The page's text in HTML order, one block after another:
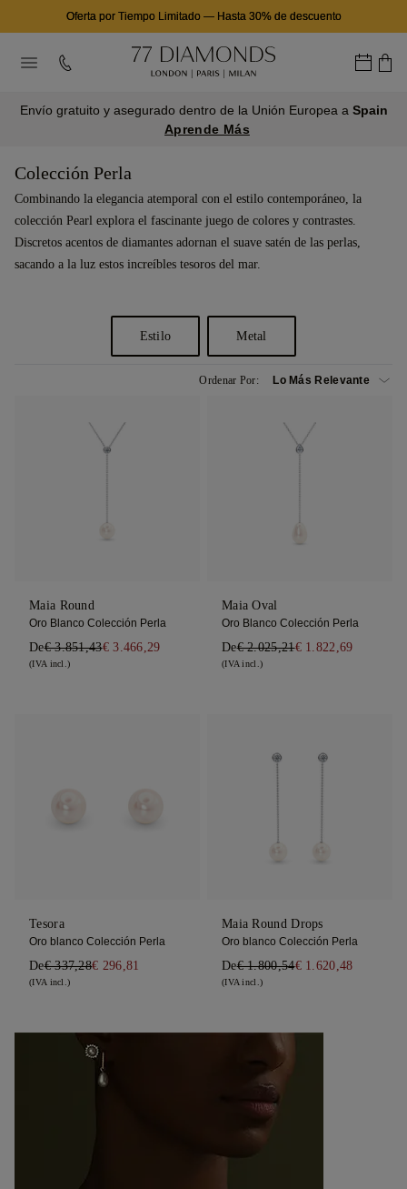
Oferta por Tiempo Limitado— Hasta 30% de descuento
Envío gratuito y asegurado dentro de la Unión Europea a Spain
Aprende Más
Colección Perla
Combinando la elegancia atemporal con el estilo contemporáneo, la
colección Pearl explora el fascinante juego de colores y contrastes.
Discretos acentos de diamantes adornan el suave satén de las perlas,
sacando a la luz estos increíbles tesoros del mar.
Estilo Metal
Ordenar Por:
Maia Round
Oro Blanco Colección Perla
De€ 3.851,43€ 3.466,29
(IVA incl.)
Maia Oval
Oro Blanco Colección Perla
De€ 2.025,21€ 1.822,69
(IVA incl.)
Tesora
Oro blanco Colección Perla
De€ 337,28€ 296,81
(IVA incl.)
Maia Round Drops
Oro blanco Colección Perla
De€ 1.800,54€ 1.620,48
(IVA incl.)